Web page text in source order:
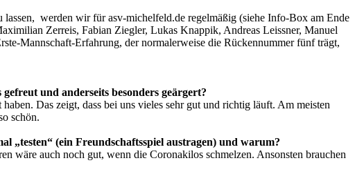
werden wir für asv-michelfeld.de regelmäßig (siehe Info-Box am Ende
Zerreis, Fabian Ziegler, Lukas Knappik, Andreas Leissner, Manuel
Mannschaft-Erfahrung, der normalerweise die Rückennummer fünf trägt,
und anderseits besonders geärgert?
Das zeigt, dass bei uns vieles sehr gut und richtig läuft. Am meisten
schön.
„testen“ (ein Freundschaftsspiel austragen) und warum?
wäre auch noch gut, wenn die Coronakilos schmelzen. Ansonsten brauchen